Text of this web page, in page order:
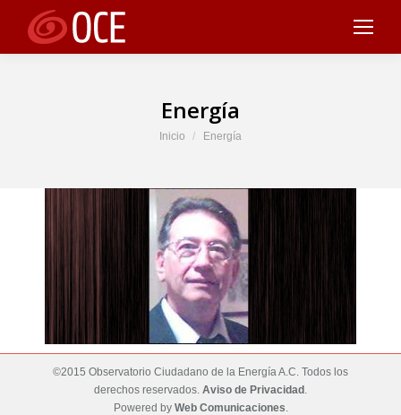
Energía
Estás aquí:
Inicio Energía
©2015 Observatorio Ciudadano de la Energía A.C. Todos los
derechos reservados. Aviso de Privacidad .
Powered by Web Comunicaciones.